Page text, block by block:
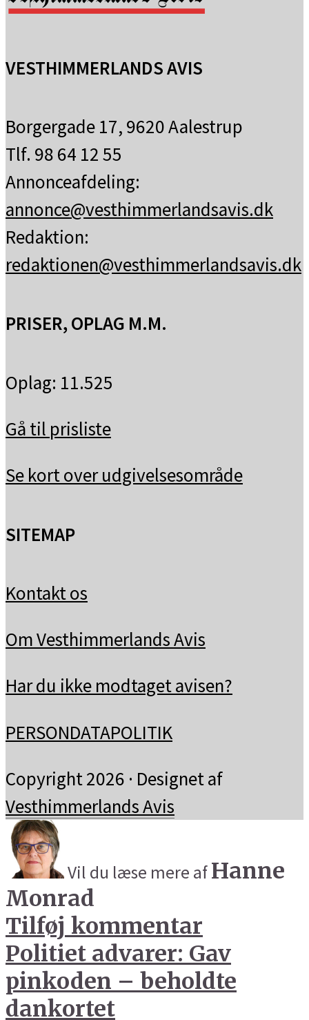
VESTHIMMERLANDS AVIS
Borgergade 17, 9620 Aalestrup
Tlf. 98 64 12 55
Annonceafdeling:
annonce@vesthimmerlandsavis.dk
Redaktion:
redaktionen@vesthimmerlandsavis.dk
PRISER, OPLAG M.M.
Oplag: 11.525
Gå til prisliste
Se kort over udgivelsesområde
SITEMAP
Kontakt os
Om Vesthimmerlands Avis
Har du ikke modtaget avisen?
PERSONDATAPOLITIK
Copyright 2026 · Designet af
Vesthimmerlands Avis
Vil du læse mere afHanne
Monrad
Tilføj kommentar
Politiet advarer: Gav
pinkoden – beholdte
dankortet